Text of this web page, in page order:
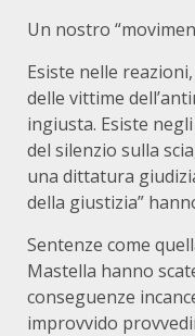
Un nostro
Esiste nelle
delle vittime
ingiusta. Esiste
del silenzio sulla
una dittatura
della giustizia”
Sentenze come
Mastella hanno
conseguenze
improvvido